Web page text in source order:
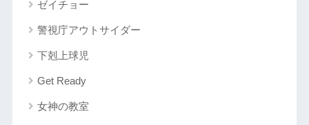
ゼイチョー
警視庁アウトサイダー
下剋上球児
Get Ready
女神の教室